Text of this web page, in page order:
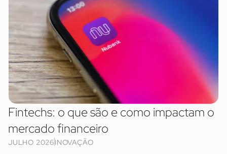
Fintechs: o que são e como impactam o
mercado financeiro
JULHO 2026INOVAÇÃO